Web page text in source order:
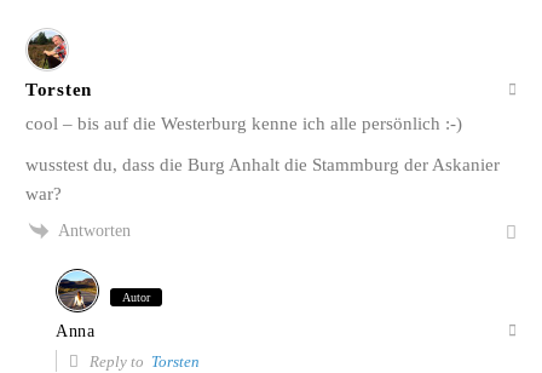
Torsten
cool – bis auf die Westerburg kenne ich alle persönlich :-)
wusstest du, dass die Burg Anhalt die Stammburg der Askanier
war?
Antworten
Autor
Anna
Reply to Torsten